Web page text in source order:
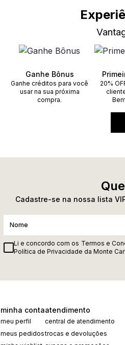
Ganhe Bônus
Ganhe créditos para você
usar na sua próxima
compra.
20%
Cadastre-se na nossa lista
Li e concordo com os Termos e
Política de Privacidade da Monte
minha conta
meu perfil
meus pedidos
atendimento
central de atendimento
trocas e devoluções